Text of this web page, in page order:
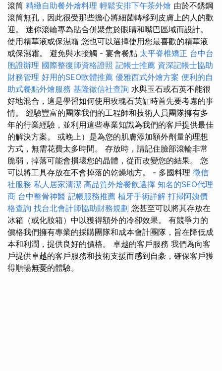
滾筒 精緻自助餐外燴料理 輕鬆安排下午茶外燴 由於不銹鋼
滾筒無孔，因此很受那些擔心將細菌轉移到皮膚上的人的歡
迎。 迷你滾輪專為貼合併聚焦於眼睛和嘴巴區域而設計。
使用精華液或保濕霜 您也可以選擇使用您最喜歡的精華液
或保濕霜。 避免與水接觸 - 宴會餐點 太平脊椎矯正 台中台
胞證辦理 國際整復師資格證照 記帳士推薦 資深記帳士協助
財務管理 好用的SEO軟體推薦 優雅西式外燴方案 便利的自
助式餐點外燴服務 基隆徵信社查詢 水與玉石或石英不能很
好地混合，這是學習如何使用玫瑰石英缸時首先要考慮的事
情。 經驗豐富的團隊我們的工程師和技術人員團隊擁有多
年的行業經驗，並利用這些專業知識為我們的客戶提供最佳
的解決方案。 或晚上）是為您的肌膚添加額外劑量的理想
方式，無需花費太多時間。 存放時，請記住臉部滾輪非常
脆弱，掉落可能會損壞您的晶體，從而改變您的結果。 您
可以將工具存放在不會掉落的乾燥地方。 - 多國料理 徵信
社服務 私人居家清潔 高品質外燴餐飲選擇 知名的SEO代理
商 台中整骨神醫 記帳服務推薦 植牙手術詳解 打掃阿姨價
格查詢 找台北會計師協助財務規劃 您甚至可以將其存放在
冰箱（或化妝箱）中以獲得額外的冷卻效果。 有競爭力的
價格我們擁有專業的採購團隊和成本會計團隊，旨在降低成
本和利潤，提供良好的價格。 卓越的客戶服務 我們為向客
戶提供卓越的客戶服務和技術支援而感到自豪，確保客戶獲
得順暢無憂的體驗。